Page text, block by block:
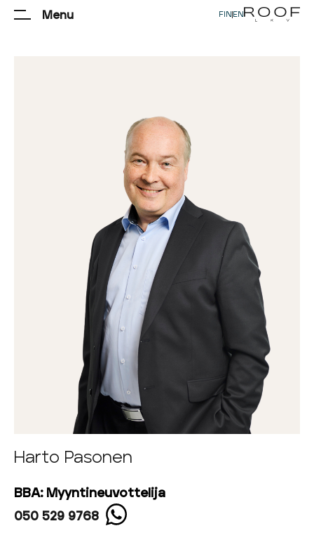
FIN EN
Menu
Harto Pasonen
BBA: Myyntineuvottelija
050 529 9768